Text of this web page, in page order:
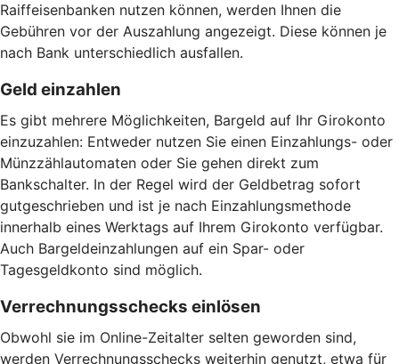
Raiffeisenbanken nutzen können, werden Ihnen die
Gebühren vor der Auszahlung angezeigt. Diese können je
nach Bank unterschiedlich ausfallen.
Geld einzahlen
Es gibt mehrere Möglichkeiten, Bargeld auf Ihr Girokonto
einzuzahlen: Entweder nutzen Sie einen Einzahlungs- oder
Münzzählautomaten oder Sie gehen direkt zum
Bankschalter. In der Regel wird der Geldbetrag sofort
gutgeschrieben und ist je nach Einzahlungsmethode
innerhalb eines Werktags auf Ihrem Girokonto verfügbar.
Auch Bargeldeinzahlungen auf ein Spar- oder
Tagesgeldkonto sind möglich.
Verrechnungsschecks einlösen
Obwohl sie im Online-Zeitalter selten geworden sind,
werden Verrechnungsschecks weiterhin genutzt, etwa für